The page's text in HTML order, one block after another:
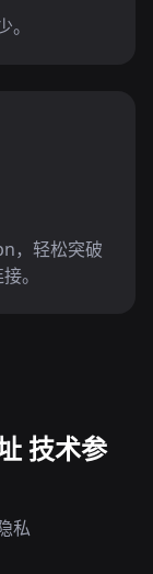
，轻松突破
。
技术参
私